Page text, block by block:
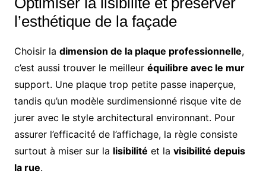
l’esthétique de la façade
Choisir la dimension de la plaque professionnelle,
c’est aussi trouver le meilleur équilibre avec le mur
support. Une plaque trop petite passe inaperçue,
tandis qu’un modèle surdimensionné risque vite de
jurer avec le style architectural environnant. Pour
assurer l’efficacité de l’affichage, la règle consiste
surtout à miser sur la lisibilité et la visibilité depuis
la rue.